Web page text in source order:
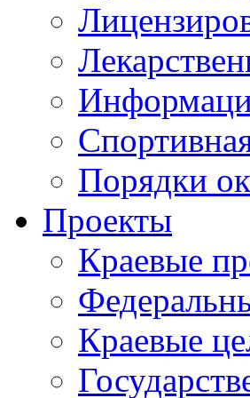
Порядки
Проекты
Краевые
Краевые